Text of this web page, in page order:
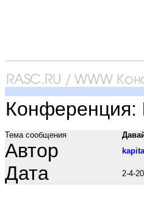
Конференция:
Тема сообщения
Автор
Дата 2-4-